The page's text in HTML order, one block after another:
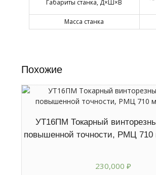
Габариты станка, Д×Ш×В
Масса станка
Похожие
УТ16ПМ Токарный
повышенной точности, РМЦ
230,000₽